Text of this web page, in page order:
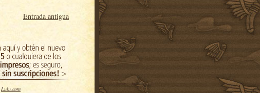
Entrada antigua
Lulu.com